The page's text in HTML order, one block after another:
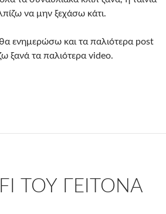
να μην ξεχάσω κάτι.
θα ενημερώσω και τα παλιότερα post
ξανά τα παλιότερα video.
ΤΟΥ ΓΕΊΤΟΝΑ